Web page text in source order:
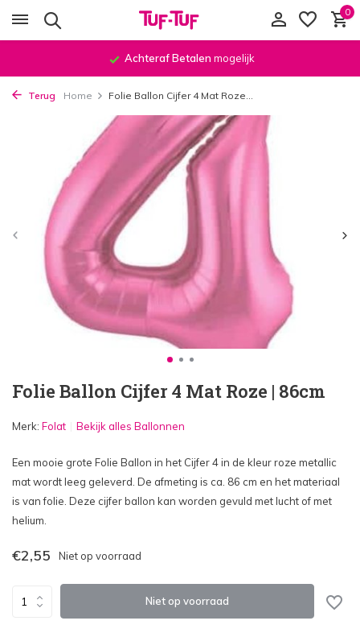
0
Achteraf Betalen mogelijk
Terug Home Folie Ballon Cijfer 4 Mat Roze...
Folie Ballon Cijfer 4 Mat Roze | 86cm
Merk: Folat Bekijk alles Ballonnen
Een mooie grote Folie Ballon in het Cijfer 4 in de kleur roze metallic
mat wordt leeg geleverd. De afmeting is ca. 86 cm en het materiaal
is van folie. Deze cijfer ballon kan worden gevuld met lucht of met
helium.
€2,55 Niet op voorraad
Niet op voorraad